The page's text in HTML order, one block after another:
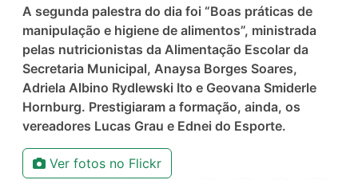
A segunda palestra do dia foi “Boas práticas de
manipulação e higiene de alimentos”, ministrada
pelas nutricionistas da Alimentação Escolar da
Secretaria Municipal, Anaysa Borges Soares,
Adriela Albino Rydlewski Ito e Geovana Smiderle
Hornburg. Prestigiaram a formação, ainda, os
vereadores Lucas Grau e Ednei do Esporte.
Ver fotos no Flickr